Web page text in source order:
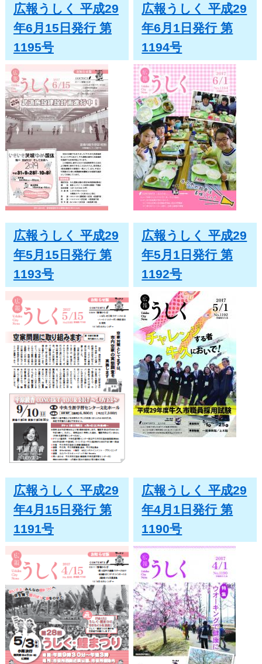
広報うしく 平成29
年6月15日発行 第
1195号
広報うしく 平成29
年6月1日発行 第
1194号
広報うしく 平成29
年5月15日発行 第
1193号
広報うしく 平成29
年5月1日発行 第
1192号
広報うしく 平成29
年4月15日発行 第
1191号
広報うしく 平成29
年4月1日発行 第
1190号